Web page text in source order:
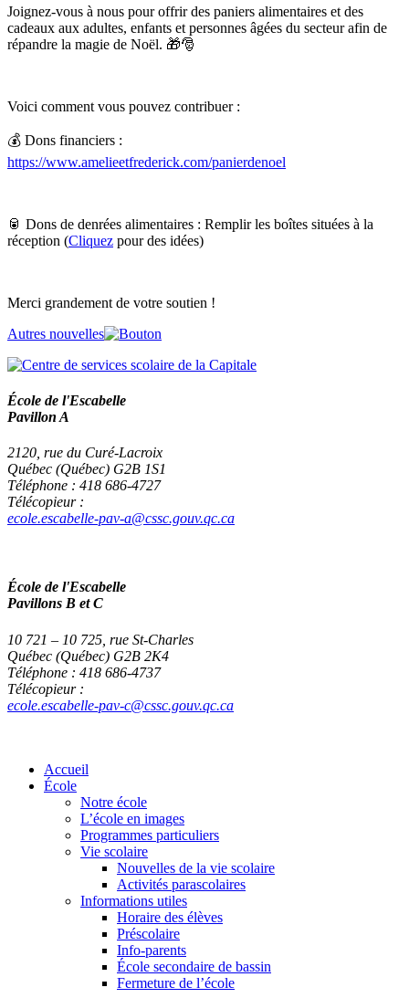
Joignez-vous à nous pour offrir des paniers alimentaires et des
cadeaux aux adultes, enfants et personnes âgées du secteur afin de
répandre la magie de Noël. 🎁🎅
Voici comment vous pouvez contribuer :
💰 Dons financiers :
https://www.amelieetfrederick.com/panierdenoel
🥫 Dons de denrées alimentaires : Remplir les boîtes situées à la
réception (Cliquez pour des idées)
Merci grandement de votre soutien !
Autres nouvelles
École de l'Escabelle
Pavillon A
2120, rue du Curé-Lacroix
Québec (Québec) G2B 1S1
Téléphone : 418 686-4727
Télécopieur :
ecole.escabelle-pav-a@cssc.gouv.qc.ca
École de l'Escabelle
Pavillons B et C
10 721 – 10 725, rue St-Charles
Québec (Québec) G2B 2K4
Téléphone : 418 686-4737
Télécopieur :
ecole.escabelle-pav-c@cssc.gouv.qc.ca
Accueil
École
Notre école
L’école en images
Programmes particuliers
Vie scolaire
Nouvelles de la vie scolaire
Activités parascolaires
Informations utiles
Horaire des élèves
Préscolaire
Info-parents
École secondaire de bassin
Fermeture de l’école